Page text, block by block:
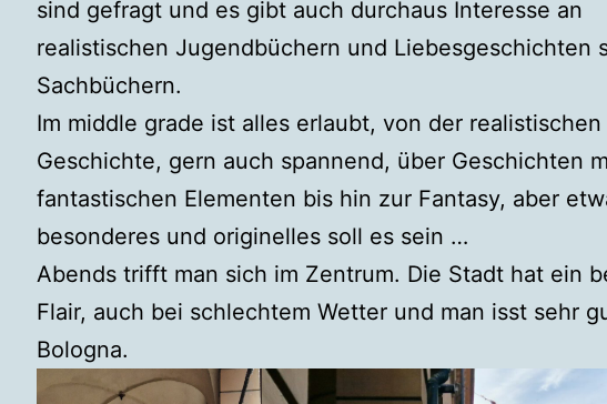
sind gefragt und es gibt auch durchaus Interesse an
realistischen Jugendbüchern und Liebesgeschichten
Sachbüchern.
Im middle grade ist alles erlaubt, von der realistischen
Geschichte, gern auch spannend, über Geschichten
fantastischen Elementen bis hin zur Fantasy, aber
besonderes und originelles soll es sein …
Abends trifft man sich im Zentrum. Die Stadt hat ein
Flair, auch bei schlechtem Wetter und man isst sehr
Bologna.